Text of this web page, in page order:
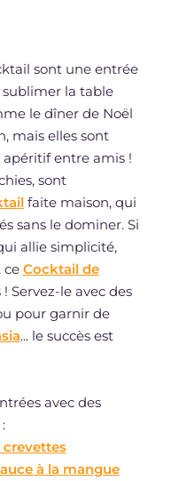
sont une entrée
la table
le dîner de Noël
mais elles sont
entre amis !
sont
faite maison, qui
sans le dominer. Si
allie simplicité,
ce Cocktail de
Servez-le avec des
pour garnir de
... le succès est
avec des
crevettes
à la mangue